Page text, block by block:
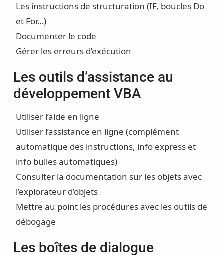
Les instructions de structuration (IF, boucles Do
et For…)
Documenter le code
Gérer les erreurs d’exécution
Les outils d’assistance au
développement VBA
Utiliser l’aide en ligne
Utiliser l’assistance en ligne (complément
automatique des instructions, info express et
info bulles automatiques)
Consulter la documentation sur les objets avec
l’explorateur d’objets
Mettre au point les procédures avec les outils de
débogage
Les boîtes de dialogue